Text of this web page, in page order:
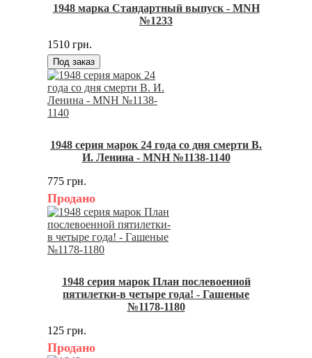
1948 марка Стандартный выпуск - MNH
№1233
1510 грн.
Под заказ
1948 серия марок 24 года со дня смерти В.
И. Ленина - MNH №1138-1140
775 грн.
Продано
1948 серия марок План послевоенной
пятилетки-в четыре года! - Гашеные
№1178-1180
125 грн.
Продано